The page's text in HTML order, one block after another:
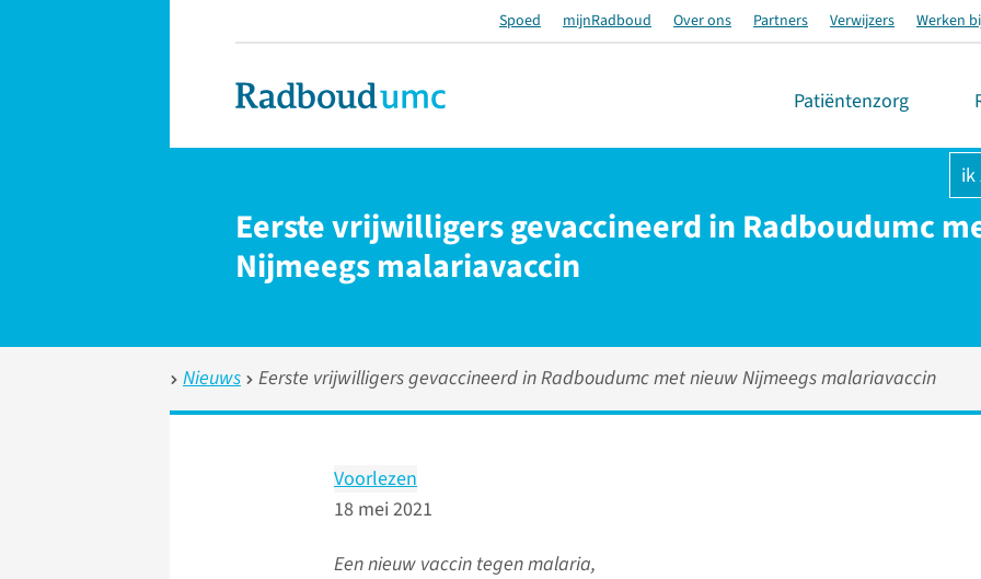
Spoed mijnRadboud Over ons Partners Verwijzers Werken
Patiëntenzorg
ik
Eerste vrijwilligers gevaccineerd in Radboudumc
Nijmeegs malariavaccin
Nieuws Eerste vrijwilligers gevaccineerd in Radboudumc met nieuw Nijmeegs malariavaccin
Voorlezen
18 mei 2021
Een nieuw vaccin tegen malaria,